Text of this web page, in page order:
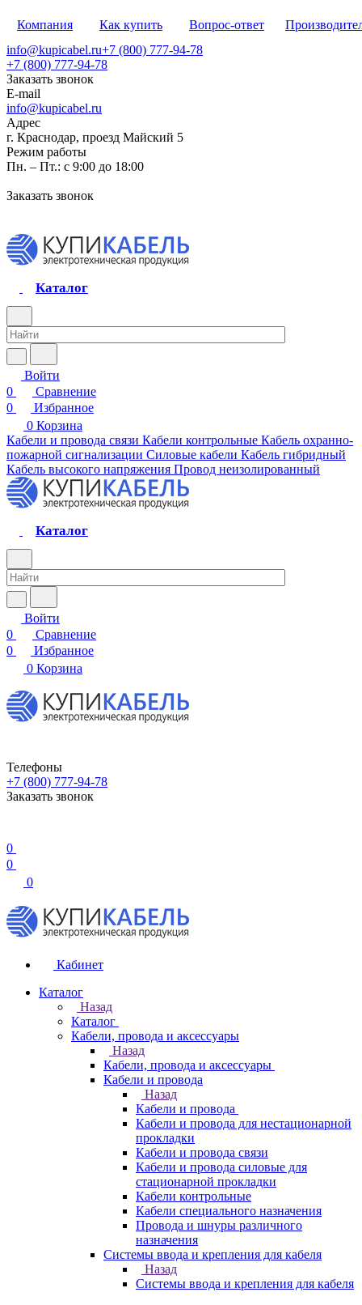
Компания Как купить Вопрос-ответ
info@kupicabel.ru+7 (800) 777-94-78
+7 (800) 777-94-78
Заказать звонок
E-mail
info@kupicabel.ru
Адрес
г. Краснодар, проезд Майский 5
Режим работы
Пн. – Пт.: с 9:00 до 18:00
Заказать звонок
Каталог
Войти
0
Сравнение
0
Избранное
0 Корзина
Кабели и провода связи Кабели контрольные Кабель охранно-
пожарной сигнализации Силовые кабели Кабель гибридный
Кабель высокого напряжения Провод неизолированный
Каталог
Войти
0
Сравнение
0
Избранное
0 Корзина
Телефоны
+7 (800) 777-94-78
Заказать звонок
0
0
0
Кабинет
Каталог
Назад
Каталог
Кабели, провода и аксессуары
Назад
Кабели, провода и аксессуары
Кабели и провода
Назад
Кабели и провода
Кабели и провода для нестационарной
прокладки
Кабели и провода связи
Кабели и провода силовые для
стационарной прокладки
Кабели контрольные
Кабели специального назначения
Провода и шнуры различного
назначения
Системы ввода и крепления для кабеля
Назад
Системы ввода и крепления для кабеля